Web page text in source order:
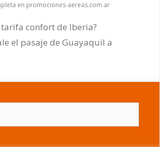
en promociones-aereas.com.ar
tarifa confort de Iberia?
el pasaje de Guayaquil a